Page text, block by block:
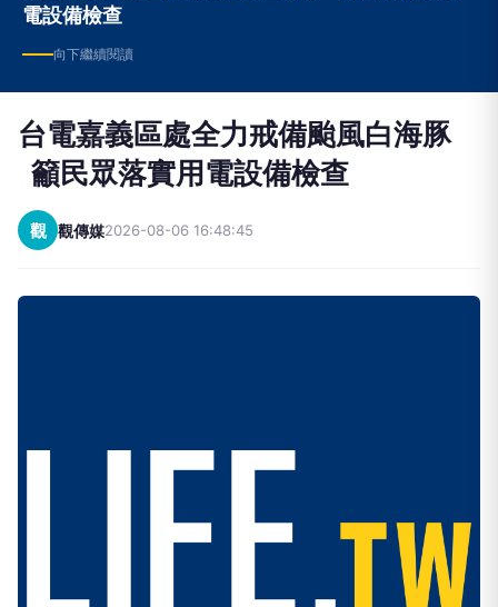
電設備檢查
向下繼續閱讀
台電嘉義區處全力戒備颱風白海豚
籲民眾落實用電設備檢查
觀 觀傳媒2026-08-06 16:48:45